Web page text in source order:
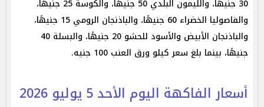
30 جنيهًا، والليمون البلدي 50 جنيهًا، والكوسة 25 جنيهًا،
والفاصوليا الخضراء 60 جنيهًا، والباذنجان الرومي 15 جنيهًا،
والباذنجان الأبيض والأسود للحشو 20 جنيهًا، والبسلة 40
جنيهًا، بينما بلغ سعر كيلو ورق العنب 100 جنيه.
أسعار الفاكهة اليوم الأحد 5 يوليو 2026